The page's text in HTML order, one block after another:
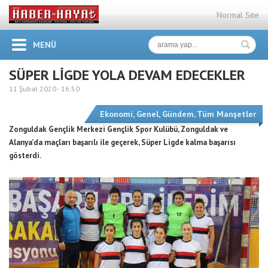
Normal Site
MENÜ
SÜPER LİGDE YOLA DEVAM EDECEKLER
11 Şubat 2020 - 16:50
Ekonomi, Genel, Gündem,Tüm Manşetler
Zonguldak Gençlik Merkezi Gençlik Spor Kulübü, Zonguldak ve
Alanya’da maçları başarılı ile geçerek, Süper Ligde kalma başarısı
gösterdi.